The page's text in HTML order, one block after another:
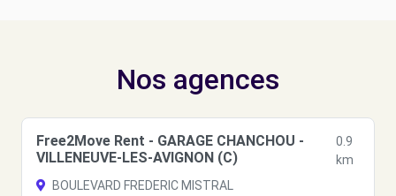
Nos agences
Free2Move Rent - GARAGE CHANCHOU -
VILLENEUVE-LES-AVIGNON (C)
0.9
km
BOULEVARD FREDERIC MISTRAL